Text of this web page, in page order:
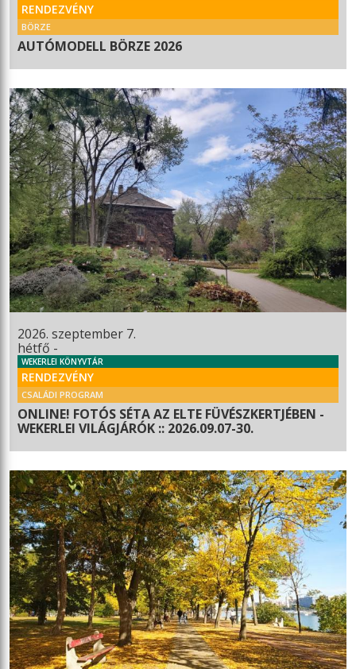
RENDEZVÉNY
BÖRZE
AUTÓMODELL BÖRZE 2026
2026. szeptember 7.
hétfő -
WEKERLEI KÖNYVTÁR
RENDEZVÉNY
CSALÁDI PROGRAM
ONLINE! FOTÓS SÉTA AZ ELTE FÜVÉSZKERTJÉBEN -
WEKERLEI VILÁGJÁRÓK :: 2026.09.07-30.